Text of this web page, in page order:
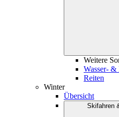
Weitere
Wasser- &
Reiten
Winter
Übersicht
Skifahren